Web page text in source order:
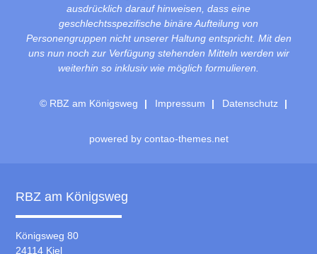
ausdrücklich darauf hinweisen, dass eine
geschlechtsspezifische binäre Aufteilung von
Personengruppen nicht unserer Haltung entspricht. Mit den
uns nun noch zur Verfügung stehenden Mitteln werden wir
weiterhin so inklusiv wie möglich formulieren.
© RBZ am Königsweg Impressum Datenschutz
powered by contao-themes.net
RBZ am Königsweg
Königsweg 80
24114 Kiel